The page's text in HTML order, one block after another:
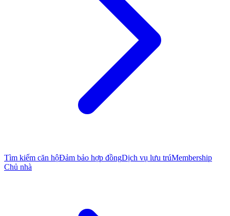
Tìm kiếm căn hộĐảm bảo hợp đồngDịch vụ lưu trúMembership
Chủ nhà